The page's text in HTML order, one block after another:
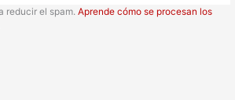
reducir el spam.Aprende cómo se procesan los